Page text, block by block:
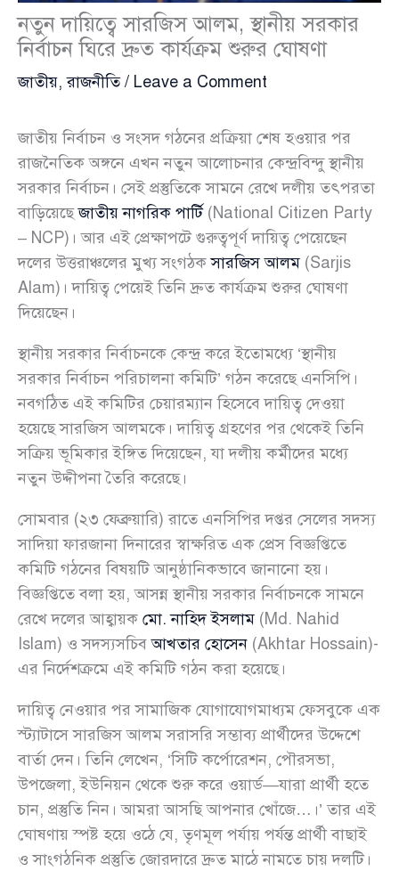
নতুন দায়িত্বে সারজিস আলম, স্থানীয় সরকার
নির্বাচন ঘিরে দ্রুত কার্যক্রম শুরুর ঘোষণা
জাতীয়,রাজনীতি/ Leave a Comment
জাতীয় নির্বাচন ও সংসদ গঠনের প্রক্রিয়া শেষ হওয়ার পর
রাজনৈতিক অঙ্গনে এখন নতুন আলোচনার কেন্দ্রবিন্দু স্থানীয়
সরকার নির্বাচন। সেই প্রস্তুতিকে সামনে রেখে দলীয় তৎপরতা
বাড়িয়েছেজাতীয় নাগরিক পার্টি(National Citizen Party
– NCP)। আর এই প্রেক্ষাপটে গুরুত্বপূর্ণ দায়িত্ব পেয়েছেন
দলের উত্তরাঞ্চলের মুখ্য সংগঠকসারজিস আলম (Sarjis
Alam)। দায়িত্ব পেয়েই তিনি দ্রুত কার্যক্রম শুরুর ঘোষণা
দিয়েছেন।
স্থানীয় সরকার নির্বাচনকে কেন্দ্র করে ইতোমধ্যে ‘স্থানীয়
সরকার নির্বাচন পরিচালনা কমিটি’ গঠন করেছে এনসিপি।
নবগঠিত এই কমিটির চেয়ারম্যান হিসেবে দায়িত্ব দেওয়া
হয়েছে সারজিস আলমকে। দায়িত্ব গ্রহণের পর থেকেই তিনি
সক্রিয় ভূমিকার ইঙ্গিত দিয়েছেন, যা দলীয় কর্মীদের মধ্যে
নতুন উদ্দীপনা তৈরি করেছে।
সোমবার (২৩ ফেব্রুয়ারি) রাতে এনসিপির দপ্তর সেলের সদস্য
সাদিয়া ফারজানা দিনারের স্বাক্ষরিত এক প্রেস বিজ্ঞপ্তিতে
কমিটি গঠনের বিষয়টি আনুষ্ঠানিকভাবে জানানো হয়।
বিজ্ঞপ্তিতে বলা হয়, আসন্ন স্থানীয় সরকার নির্বাচনকে সামনে
রেখে দলের আহ্বায়ক মো. নাহিদ ইসলাম (Md. Nahid
Islam) ও সদস্যসচিবআখতার হোসেন (Akhtar Hossain)-
এর নির্দেশক্রমে এই কমিটি গঠন করা হয়েছে।
দায়িত্ব নেওয়ার পর সামাজিক যোগাযোগমাধ্যম ফেসবুকে এক
স্ট্যাটাসে সারজিস আলম সরাসরি সম্ভাব্য প্রার্থীদের উদ্দেশে
বার্তা দেন। তিনি লেখেন, ‘সিটি কর্পোরেশন, পৌরসভা,
উপজেলা, ইউনিয়ন থেকে শুরু করে ওয়ার্ড—যারা প্রার্থী হতে
চান, প্রস্তুতি নিন। আমরা আসছি আপনার খোঁজে…।’ তার এই
ঘোষণায় স্পষ্ট হয়ে ওঠে যে, তৃণমূল পর্যায় পর্যন্ত প্রার্থী বাছাই
ও সাংগঠনিক প্রস্তুতি জোরদারে দ্রুত মাঠে নামতে চায় দলটি।